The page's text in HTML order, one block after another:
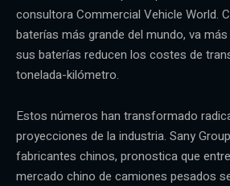
consultora Commercial Vehicle World.
baterías más grande del mundo, va
sus baterías reducen los costes de
tonelada-kilómetro.
Estos números han transformado
proyecciones de la industria. Sany
fabricantes chinos, pronostica que
mercado chino de camiones pesados